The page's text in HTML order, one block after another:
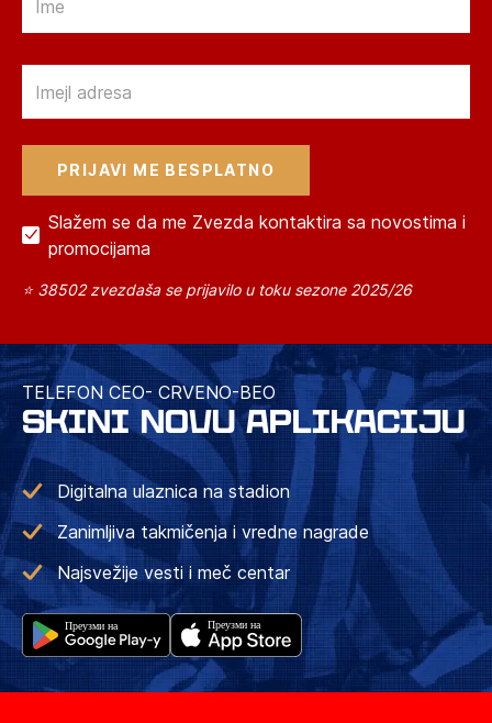
Slažem se da me Zvezda kontaktira sa novostima i
promocijama
⭐ 38502 zvezdaša se prijavilo u toku sezone 2025/26
TELEFON CEO- CRVENO-BEO
SKINI NOVU APLIKACIJU
Digitalna ulaznica na stadion
Zanimljiva takmičenja i vredne nagrade
Najsvežije vesti i meč centar